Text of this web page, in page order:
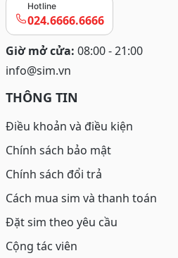
Hotline
024.6666.6666
Giờ mở cửa: 08:00 - 21:00
info@sim.vn
THÔNG TIN
Điều khoản và điều kiện
Chính sách bảo mật
Chính sách đổi trả
Cách mua sim và thanh toán
Đặt sim theo yêu cầu
Cộng tác viên